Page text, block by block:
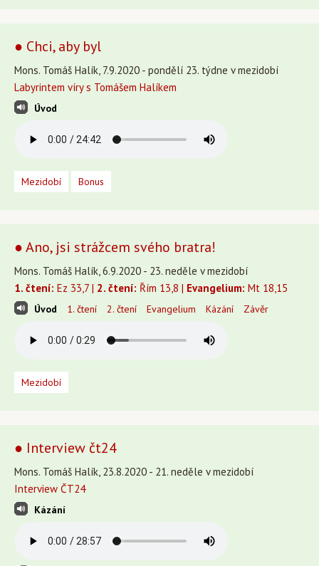
● Chci, aby byl
Mons. Tomáš Halík, 7.9.2020 - pondělí 23. týdne v mezidobí
Labyrintem víry s Tomášem Halíkem
Úvod
Mezidobí Bonus
● Ano, jsi strážcem svého bratra!
Mons. Tomáš Halík, 6.9.2020 - 23. neděle v mezidobí
1. čtení: Ez 33,7 | 2. čtení: Řím 13,8 | Evangelium: Mt 18,15
Úvod 1. čtení 2. čtení Evangelium Kázání Závěr
Mezidobí
● Interview čt24
Mons. Tomáš Halík, 23.8.2020 - 21. neděle v mezidobí
Interview ČT24
Kázání